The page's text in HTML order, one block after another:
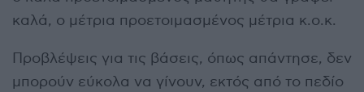
καλά, ο μέτρια προετοιμασμένος μέτρια κ.ο.κ.
Προβλέψεις για τις βάσεις, όπως απάντησε, δεν
μπορούν εύκολα να γίνουν, εκτός από το πεδίο